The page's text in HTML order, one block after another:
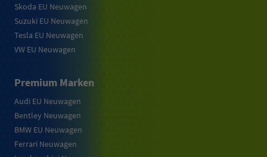
Skoda EU Neuwagen
Suzuki EU Neuwagen
Tesla EU Neuwagen
VW EU Neuwagen
Premium Marken
Audi EU Neuwagen
Bentley Neuwagen
BMW EU Neuwagen
Ferrari Neuwagen